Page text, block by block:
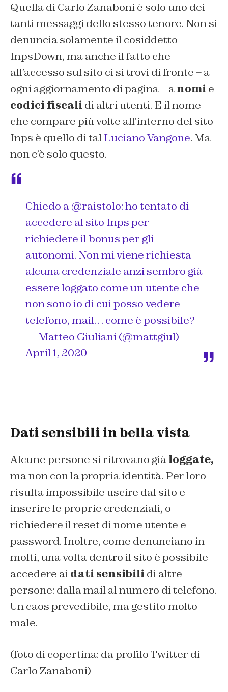
Quella di Carlo Zanaboni è solo uno dei
tanti messaggi dello stesso tenore. Non si
denuncia solamente il cosiddetto
InpsDown, ma anche il fatto che
all’accesso sul sito ci si trovi di fronte – a
ogni aggiornamento di pagina – anomi e
codici fiscali di altri utenti. E il nome
che compare più volte all’interno del sito
Inps è quello di talLuciano Vangone. Ma
non c’è solo questo.
Chiedo a@raistolo: ho tentato di
accedere al sito Inps per
richiedere il bonus per gli
autonomi. Non mi viene richiesta
alcuna credenziale anzi sembro già
essere loggato come un utente che
non sono io di cui posso vedere
telefono, mail… come è possibile?
— Matteo Giuliani (@mattgiul)
April 1, 2020
Dati sensibili in bella vista
Alcune persone si ritrovano giàloggate,
ma non con la propria identità. Per loro
risulta impossibile uscire dal sito e
inserire le proprie credenziali, o
richiedere il reset di nome utente e
password. Inoltre, come denunciano in
molti, una volta dentro il sito è possibile
accedere aidati sensibili di altre
persone: dalla mail al numero di telefono.
Un caos prevedibile, ma gestito molto
male.
(foto di copertina: da profilo Twitter di
Carlo Zanaboni)